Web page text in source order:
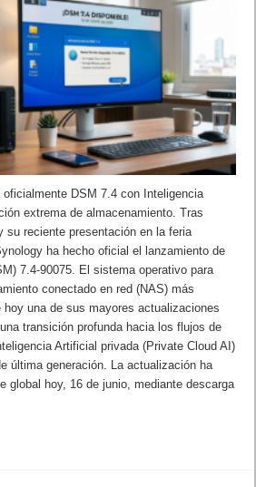
DSM 7.4 con Inteligencia
extrema de almacenamiento. Tras
su reciente presentación en la feria
ha hecho oficial el lanzamiento de
7.4-90075. El sistema operativo para
conectado en red (NAS) más
hoy una de sus mayores actualizaciones
transición profunda hacia los flujos de
Artificial privada (Private Cloud AI)
última generación. La actualización ha
global hoy, 16 de junio, mediante descarga